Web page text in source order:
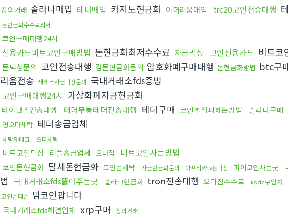
장외거래 솔라나매입 테더매입 카지노현금화 이더리움매입 trc20코인전송대행
돈현금화수수료최저
코인구매대행24시
신용카드비트코인구매방법 돈현금화최저수수료 자금믹싱 코인신용카드 비트코
돈믹싱문의 코인전송대행 검돈현금화문의 암호화폐구매대행 돈현금화방법 btc구
리움전송 재테크자금믹싱문의 국내거래소fds증빙
코인구매대행24시 가상화폐자금현금화
바이낸스전송대행 테더무통테더전송대행 테더구매 코인추적피하는방법 솔라나구매
핑오다세탁 테더송금업체
세탁재테크 오다세탁
비트코인믹싱 리플송금업체 오다집 비트코인사는방법
코인돈현금화 탈세돈현금화 코인돈세탁 자금현금화문의 아프리카tv돈믹싱 파이코인사는곳
법 국내거래소fds뚫어주는곳 솔라나현금화 tron전송대행 오다집수수료 usdc구입처
코인손대손 밈코인팝니다
국내거래소fds해결업체 xrp구매 장외거래